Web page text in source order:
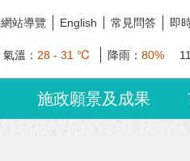
網站導覽 English 常見問答 即
氣溫： 28 - 31 ℃ 降雨： 80%
施政願景及成果